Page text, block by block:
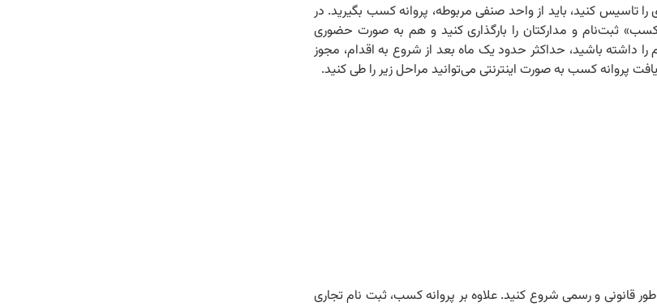
را تاسیس کنید، باید از واحد صنفی مربوطه، پروانه کسب بگیرید. در
ثبت‌نام و مدارکتان را بارگذاری کنید و هم به صورت حضوری
داشته باشید، حداکثر حدود یک ماه بعد از شروع به اقدام، مجوز
پروانه کسب به صورت اینترنتی می‌توانید مراحل زیر را طی کنید.
قانونی و رسمی شروع کنید. علاوه بر پروانه کسب، ثبت نام تجاری